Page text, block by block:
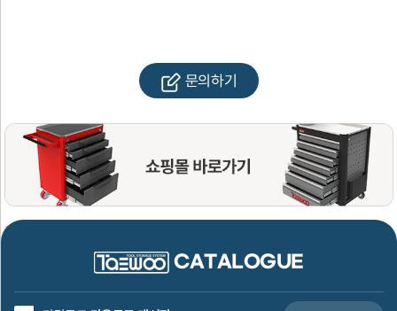
문의하기
CATALOGUE